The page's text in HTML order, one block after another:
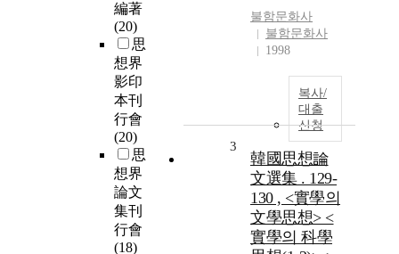
編著
(20)
思
想界
影印
本刊
行會
(20)
思
想界
論文
集刊
行會
(18)
불함문화사
불함문화사
1998
복사/
대출
신청
3
韓國思想論
文選集 . 129-
130 , <實學의
文學思想> <
實學의 科學